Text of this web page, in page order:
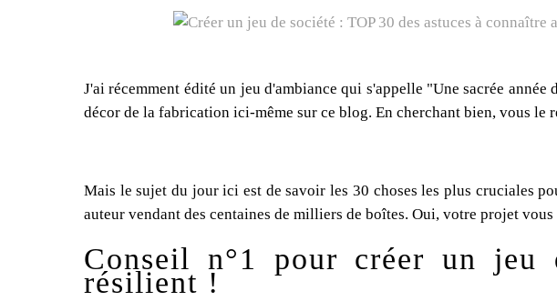
J'ai récemment édité un jeu d'ambiance qui s'appelle "Une sacrée
décor de la fabrication ici-même sur ce blog. En cherchant bien, vous le
Mais le sujet du jour ici est de savoir les 30 choses les plus cruciales
auteur vendant des centaines de milliers de boîtes. Oui, votre projet
Conseil n°1 pour créer un jeu
résilient !